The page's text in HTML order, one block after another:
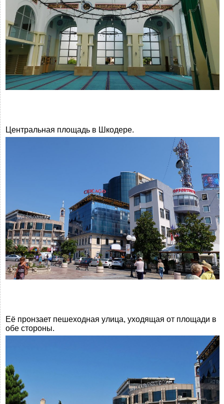
Центральная площадь в Шкодере.
Её пронзает пешеходная улица, уходящая от площади в
обе стороны.